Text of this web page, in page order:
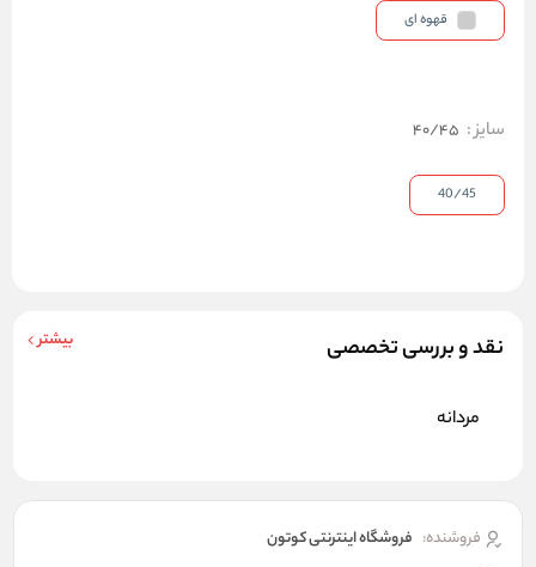
نقد و بررسی تخصصی بیشتر
مردانه
فروشنده: فروشگاه اینترنتی کوتون
قهوه ای
سایز:
40/45
40/45